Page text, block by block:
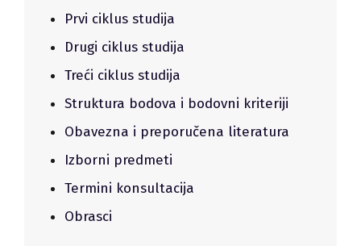
Prvi ciklus studija
Drugi ciklus studija
Treći ciklus studija
Struktura bodova i bodovni kriteriji
Obavezna i preporučena literatura
Izborni predmeti
Termini konsultacija
Obrasci